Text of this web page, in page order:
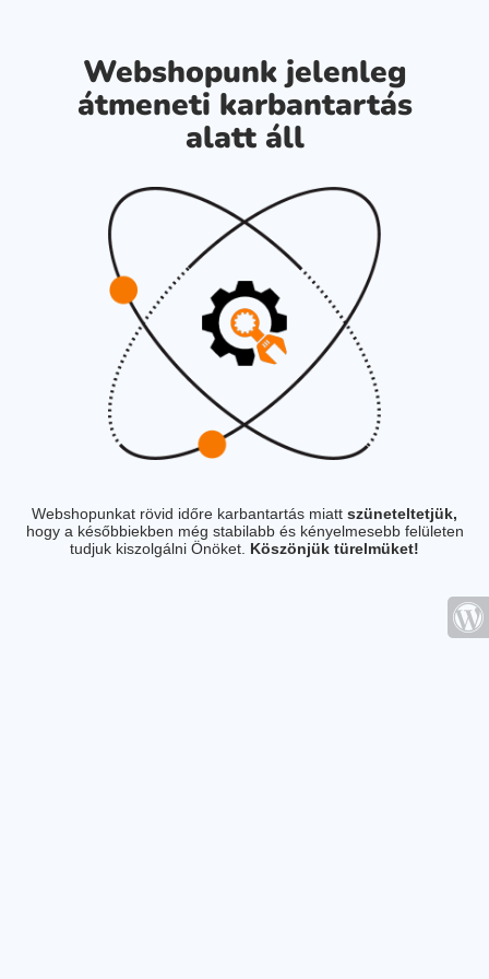
Webshopunk jelenleg
átmeneti karbantartás
alatt áll
Webshopunkat rövid időre karbantartás miatt szüneteltetjük,
hogy a későbbiekben még stabilabb és kényelmesebb felületen
tudjuk kiszolgálni Önöket. Köszönjük türelmüket!